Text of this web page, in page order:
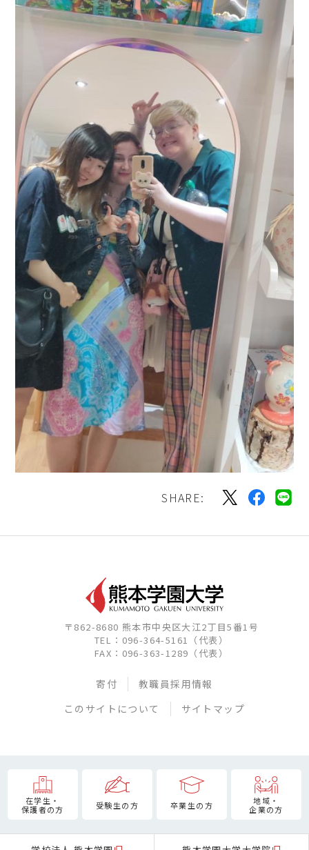
SHARE:
〒862-8680 熊本市中央区大江2丁目5番1号
TEL：096-364-5161（代表）
FAX：096-363-1289（代表）
寄付
教職員採用情報
このサイトについて
サイトマップ
在学生・
保護者の方
受験生の方 卒業生の方
地域・
企業の方